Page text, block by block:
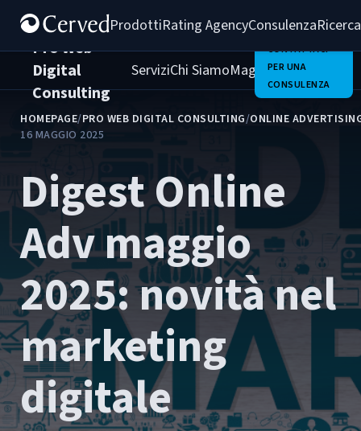
ProdottiRating AgencyConsulenza
Pro Web
Digital
Consulting
ServiziChi SiamoMagazineClienti
CONTATTACI
PER UNA
CONSULENZA
HOMEPAGE/PRO WEB DIGITAL CONSULTING/ONLINE
16 MAGGIO 2025
Digest Online
Adv maggio
2025: novità nel
marketing
digitale